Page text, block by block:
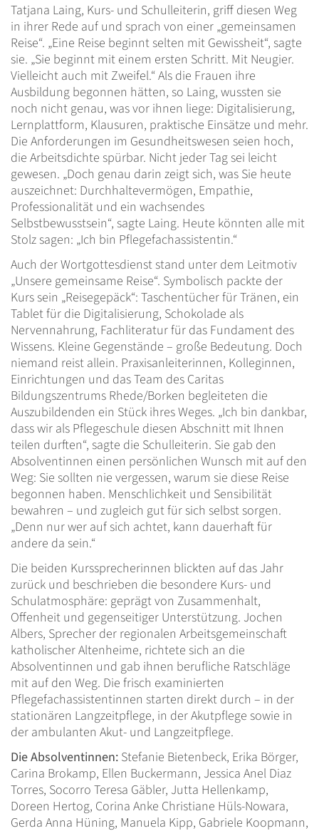
Tatjana Laing, Kurs- und Schulleiterin, griff diesen Weg
in ihrer Rede auf und sprach von einer „gemeinsamen
Reise“. „Eine Reise beginnt selten mit Gewissheit“, sagte
sie. „Sie beginnt mit einem ersten Schritt. Mit Neugier.
Vielleicht auch mit Zweifel.“ Als die Frauen ihre
Ausbildung begonnen hätten, so Laing, wussten sie
noch nicht genau, was vor ihnen liege: Digitalisierung,
Lernplattform, Klausuren, praktische Einsätze und mehr.
Die Anforderungen im Gesundheitswesen seien hoch,
die Arbeitsdichte spürbar. Nicht jeder Tag sei leicht
gewesen. „Doch genau darin zeigt sich, was Sie heute
auszeichnet: Durchhaltevermögen, Empathie,
Professionalität und ein wachsendes
Selbstbewusstsein“, sagte Laing. Heute könnten alle mit
Stolz sagen: „Ich bin Pflegefachassistentin.“
Auch der Wortgottesdienst stand unter dem Leitmotiv
„Unsere gemeinsame Reise“. Symbolisch packte der
Kurs sein „Reisegepäck“: Taschentücher für Tränen, ein
Tablet für die Digitalisierung, Schokolade als
Nervennahrung, Fachliteratur für das Fundament des
Wissens. Kleine Gegenstände – große Bedeutung. Doch
niemand reist allein. Praxisanleiterinnen, Kolleginnen,
Einrichtungen und das Team des Caritas
Bildungszentrums Rhede/Borken begleiteten die
Auszubildenden ein Stück ihres Weges. „Ich bin dankbar,
dass wir als Pflegeschule diesen Abschnitt mit Ihnen
teilen durften“, sagte die Schulleiterin. Sie gab den
Absolventinnen einen persönlichen Wunsch mit auf den
Weg: Sie sollten nie vergessen, warum sie diese Reise
begonnen haben. Menschlichkeit und Sensibilität
bewahren – und zugleich gut für sich selbst sorgen.
„Denn nur wer auf sich achtet, kann dauerhaft für
andere da sein.“
Die beiden Kurssprecherinnen blickten auf das Jahr
zurück und beschrieben die besondere Kurs- und
Schulatmosphäre: geprägt von Zusammenhalt,
Offenheit und gegenseitiger Unterstützung. Jochen
Albers, Sprecher der regionalen Arbeitsgemeinschaft
katholischer Altenheime, richtete sich an die
Absolventinnen und gab ihnen berufliche Ratschläge
mit auf den Weg. Die frisch examinierten
Pflegefachassistentinnen starten direkt durch – in der
stationären Langzeitpflege, in der Akutpflege sowie in
der ambulanten Akut- und Langzeitpflege.
Die Absolventinnen: Stefanie Bietenbeck, Erika Börger,
Carina Brokamp, Ellen Buckermann, Jessica Anel Diaz
Torres, Socorro Teresa Gäbler, Jutta Hellenkamp,
Doreen Hertog, Corina Anke Christiane Hüls-Nowara,
Gerda Anna Hüning, Manuela Kipp, Gabriele Koopmann,